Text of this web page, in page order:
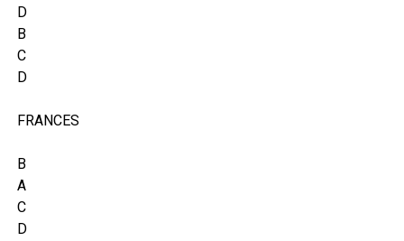
D
B
C
D
FRANCES
B
A
C
D